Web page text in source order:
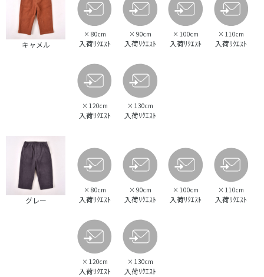
キャメル
× 80cm
入荷ﾘｸｴｽﾄ
× 90cm
入荷ﾘｸｴｽﾄ
× 100cm
入荷ﾘｸｴｽﾄ
× 110cm
入荷ﾘｸｴｽﾄ
× 120cm
入荷ﾘｸｴｽﾄ
× 130cm
入荷ﾘｸｴｽﾄ
グレー
× 80cm
入荷ﾘｸｴｽﾄ
× 90cm
入荷ﾘｸｴｽﾄ
× 100cm
入荷ﾘｸｴｽﾄ
× 110cm
入荷ﾘｸｴｽﾄ
× 120cm
入荷ﾘｸｴｽﾄ
× 130cm
入荷ﾘｸｴｽﾄ